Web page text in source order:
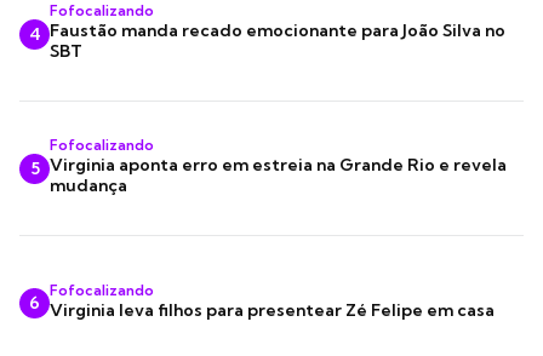
4
Fofocalizando
Faustão manda recado emocionante para João Silva no
SBT
5
Fofocalizando
Virginia aponta erro em estreia na Grande Rio e revela
mudança
6
Fofocalizando
Virginia leva filhos para presentear Zé Felipe em casa